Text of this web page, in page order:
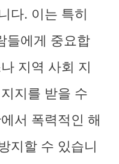
다. 이는 특히
들에게 중요합
지역 사회 지
지를 받을 수
서 폭력적인 해
지할 수 있습니